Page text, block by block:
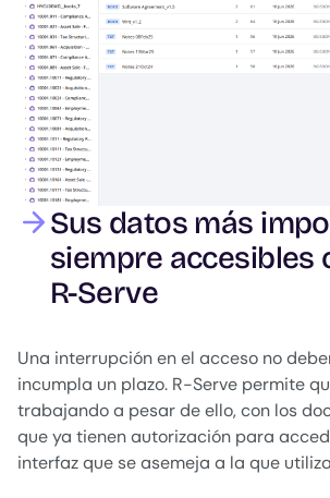
Sus datos más
siempre accesibles
R-Serve
Una interrupción en el acceso no
incumpla un plazo. R-Serve permite
trabajando a pesar de ello, con los
que ya tienen autorización para
interfaz que se asemeja a la que